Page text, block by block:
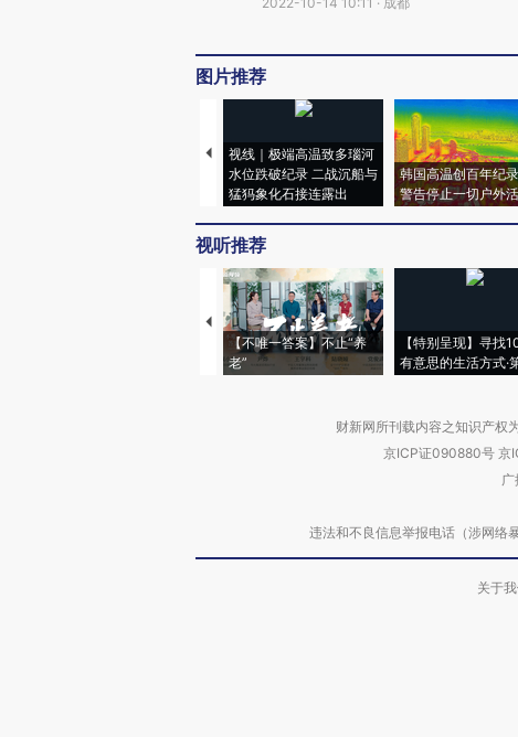
图片推荐
视线｜极端高温致多瑙河
水位跌破纪录 二战沉船与
猛犸象化石接连露出
韩国高温创百年纪
警告停止一切户外
视听推荐
【不唯一答案】不止“养
老”
【特别呈现】寻找
有意思的生活方式·
财新网所刊载内容之知识产权
京ICP证090880号 京
违法和不良信息举报电话（涉网
关于